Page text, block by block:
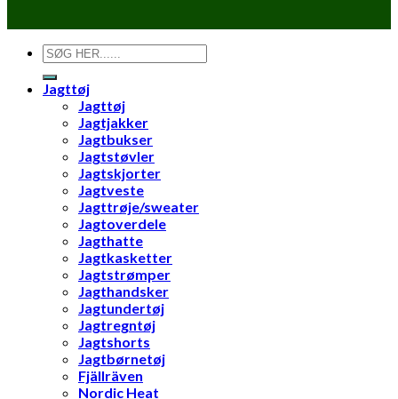
Søg
efter:
Jagttøj
Jagttøj
Jagtjakker
Jagtbukser
Jagtstøvler
Jagtskjorter
Jagtveste
Jagttrøje/sweater
Jagtoverdele
Jagthatte
Jagtkasketter
Jagtstrømper
Jagthandsker
Jagtundertøj
Jagtregntøj
Jagtshorts
Jagtbørnetøj
Fjällräven
Nordic Heat